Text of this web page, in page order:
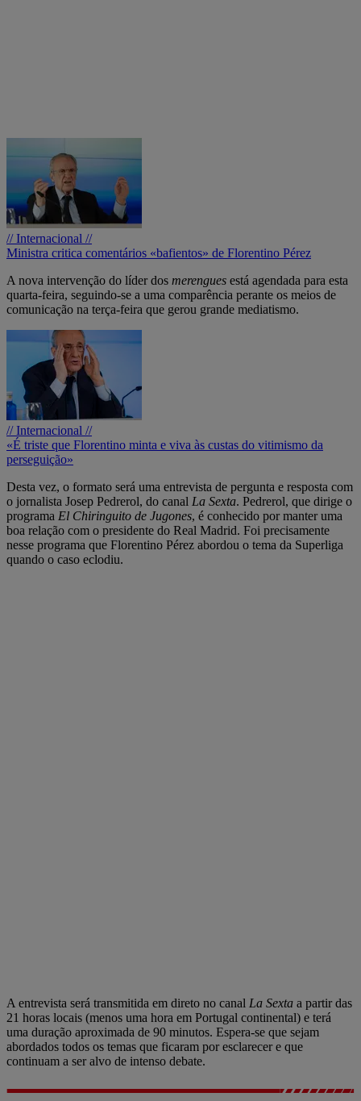
// Internacional //
Ministra critica comentários «bafientos» de Florentino Pérez
A nova intervenção do líder dos merengues está agendada para esta
quarta-feira, seguindo-se a uma comparência perante os meios de
comunicação na terça-feira que gerou grande mediatismo.
// Internacional //
«É triste que Florentino minta e viva às custas do vitimismo da
perseguição»
Desta vez, o formato será uma entrevista de pergunta e resposta com
o jornalista Josep Pedrerol, do canal La Sexta. Pedrerol, que dirige o
programa El Chiringuito de Jugones, é conhecido por manter uma
boa relação com o presidente do Real Madrid. Foi precisamente
nesse programa que Florentino Pérez abordou o tema da Superliga
quando o caso eclodiu.
A entrevista será transmitida em direto no canal La Sexta a partir das
21 horas locais (menos uma hora em Portugal continental) e terá
uma duração aproximada de 90 minutos. Espera-se que sejam
abordados todos os temas que ficaram por esclarecer e que
continuam a ser alvo de intenso debate.